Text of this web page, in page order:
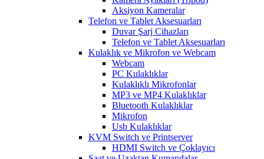
Aksiyon Kameralar
Telefon ve Tablet Aksesuarları
Duvar Şarj Cihazları
Telefon ve Tablet Aksesuarları
Kulaklık ve Mikrofon ve Webcam
Webcam
PC Kulaklıklar
Kulaklıklı Mikrofonlar
MP3 ve MP4 Kulaklıklar
Bluetooth Kulaklıklar
Mikrofon
Usb Kulaklıklar
KVM Switch ve Printserver
HDMI Switch ve Çoklayıcı